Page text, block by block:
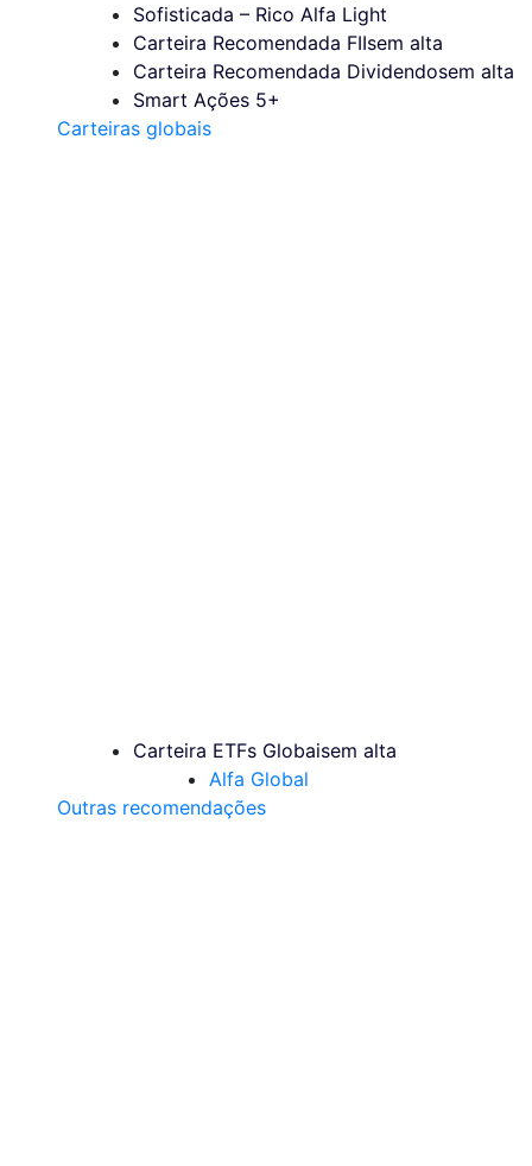
Sofisticada – Rico Alfa Light
Carteira Recomendada FIIsem alta
Carteira Recomendada Dividendosem alta
Smart Ações 5+
Carteiras globais
Carteira ETFs Globaisem alta
Alfa Global
Outras recomendações